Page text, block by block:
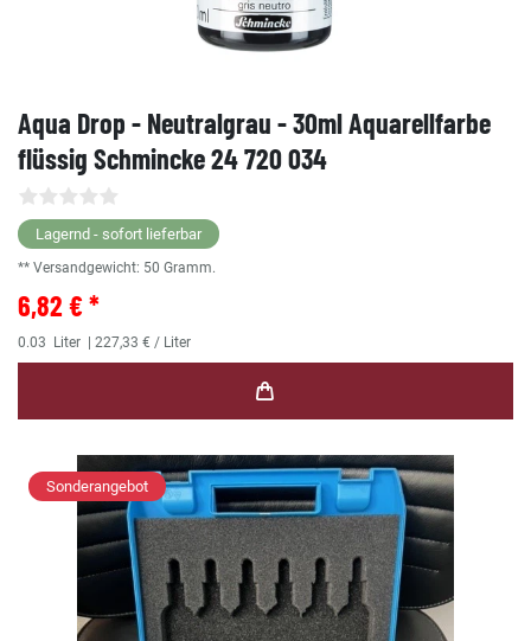
Aqua Drop - Neutralgrau - 30ml Aquarellfarbe
flüssig Schmincke 24 720 034
Lagernd - sofort lieferbar
** Versandgewicht: 50 Gramm.
6,82 € *
0.03 Liter | 227,33 € / Liter
Sonderangebot